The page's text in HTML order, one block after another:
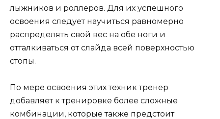
лыжников и роллеров. Для их успешного
освоения следует научиться равномерно
распределять свой вес на обе ноги и
отталкиваться от слайда всей поверхностью
стопы.
По мере освоения этих техник тренер
добавляет к тренировке более сложные
комбинации, которые также предстоит